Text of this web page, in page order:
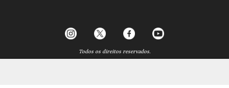
Todos os direitos reservados.